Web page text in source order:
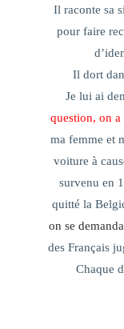
Il raconte sa
pour faire
Il dort
Je lui ai
question, on
ma femme et
voiture à
survenu en
quitté la
on se
des Français
Chaque